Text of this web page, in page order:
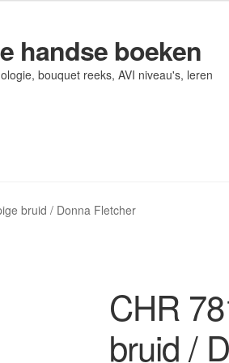
handse boeken
bouquet reeks, AVI niveau's, leren
bruid / Donna Fletcher
CHR
bruid /